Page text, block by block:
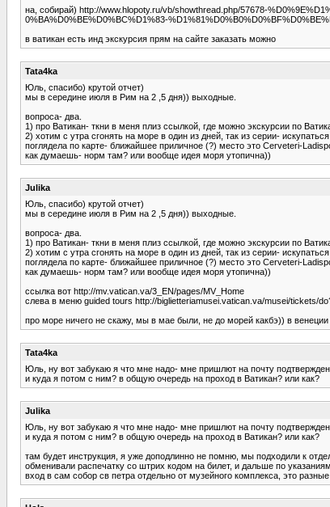
на, собирай) http://www.hlopoty.ru/vb/showthread.php/57678-
0%BA%D0%BE%D0%BC%D1%83-
в ватикан есть инд экскурсия прям на сайте заказать можно
Tata4ka
Юль, спасибо) крутой отчет)
мы в середине июля в Рим на 2 ,5 дня)) выходные.
вопроса- два.
1) про Ватикан- ткни в меня плиз ссылкой, где можно экскурсии по
2) хотим с утра сгонять на море в один из дней, так из серии- искупаться
поглядела по карте- ближайшее приличное (?) место это Cerveteri-
как думаешь- норм там? или вообще идея моря утопична))
Julika
Юль, спасибо) крутой отчет)
мы в середине июля в Рим на 2 ,5 дня)) выходные.
вопроса- два.
1) про Ватикан- ткни в меня плиз ссылкой, где можно экскурсии по
2) хотим с утра сгонять на море в один из дней, так из серии- искупаться
поглядела по карте- ближайшее приличное (?) место это Cerveteri-
как думаешь- норм там? или вообще идея моря утопична))
ссылка вот http://mv.vatican.va/3_EN/pages/MV_Home
слева в меню guided tours http://biglietteriamusei.vatican.va/musei/tickets/
про море ничего не скажу, мы в мае были, не до морей какбэ)) в
Tata4ka
Юль, ну вот забукаю я что мне надо- мне пришлют на почту
и куда я потом с ним? в общую очередь на проход в Ватикан? или как?
Julika
Юль, ну вот забукаю я что мне надо- мне пришлют на почту
и куда я потом с ним? в общую очередь на проход в Ватикан? или как?
там будет инструкция, я уже доподлинно не помню, мы подходили к
обменивали распечатку со штрих кодом на билет, и дальше по
вход в сам собор св петра отдельно от музейного комплекса, это